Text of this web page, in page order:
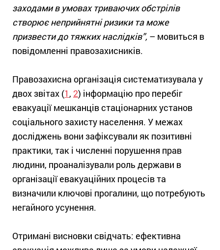
заходами в умовах триваючих обстрілів
створює неприйнятні ризики та може
призвести до тяжких наслідків”, – мовиться в
повідомленні правозахисників.
Правозахисна організація систематизувала у
двох звітах (1 , 2) інформацію про перебіг
евакуації мешканців стаціонарних установ
соціального захисту населення. У межах
досліджень вони зафіксували як позитивні
практики, так і численні порушення прав
людини, проаналізували роль держави в
організації евакуаційних процесів та
визначили ключові прогалини, що потребують
негайного усунення.
Отримані висновки свідчать: ефективна